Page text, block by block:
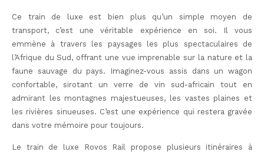
Ce train de luxe est bien plus qu’un simple moyen de
transport, c’est une véritable expérience en soi. Il vous
emmène à travers les paysages les plus spectaculaires de
l’Afrique du Sud, offrant une vue imprenable sur la nature et la
faune sauvage du pays. Imaginez-vous assis dans un wagon
confortable, sirotant un verre de vin sud-africain tout en
admirant les montagnes majestueuses, les vastes plaines et
les rivières sinueuses. C’est une expérience qui restera gravée
dans votre mémoire pour toujours.
Le train de luxe Rovos Rail propose plusieurs itinéraires à